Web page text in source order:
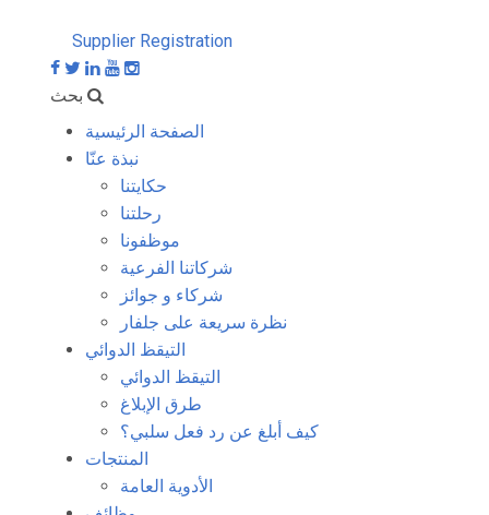
Supplier Registration
بحث
الصفحة الرئيسية
نبذة عنّا
حكايتنا
رحلتنا
موظفونا
شركاتنا الفرعية
شركاء و جوائز
نظرة سريعة على جلفار
التيقظ الدوائي
التيقظ الدوائي
طرق الإبلاغ
كيف أبلغ عن رد فعل سلبي؟
المنتجات
الأدوية العامة